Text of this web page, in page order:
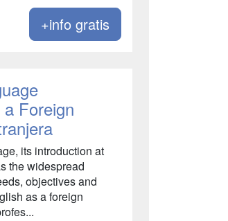
+info gratis
Foreign
its introduction at
the widespread
objectives and
as a foreign